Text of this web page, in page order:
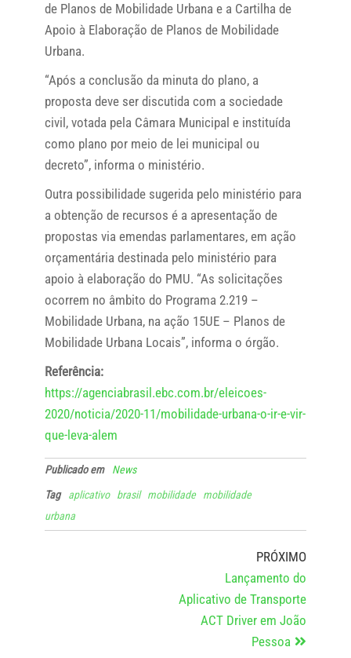
de Planos de Mobilidade Urbana e a Cartilha de
Apoio à Elaboração de Planos de Mobilidade
Urbana.
“Após a conclusão da minuta do plano, a
proposta deve ser discutida com a sociedade
civil, votada pela Câmara Municipal e instituída
como plano por meio de lei municipal ou
decreto”, informa o ministério.
Outra possibilidade sugerida pelo ministério para
a obtenção de recursos é a apresentação de
propostas via emendas parlamentares, em ação
orçamentária destinada pelo ministério para
apoio à elaboração do PMU. “As solicitações
ocorrem no âmbito do Programa 2.219 –
Mobilidade Urbana, na ação 15UE – Planos de
Mobilidade Urbana Locais”, informa o órgão.
Referência:
https://agenciabrasil.ebc.com.br/eleicoes-
2020/noticia/2020-11/mobilidade-urbana-o-ir-e-vir-
que-leva-alem
Publicado em
News
Tag
aplicativo brasil mobilidade
mobilidade
urbana
PRÓXIMO
Lançamento do
Aplicativo de Transporte
ACT Driver em João
Pessoa